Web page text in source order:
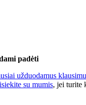
padėti
užduodamus
su mumis, jei turite